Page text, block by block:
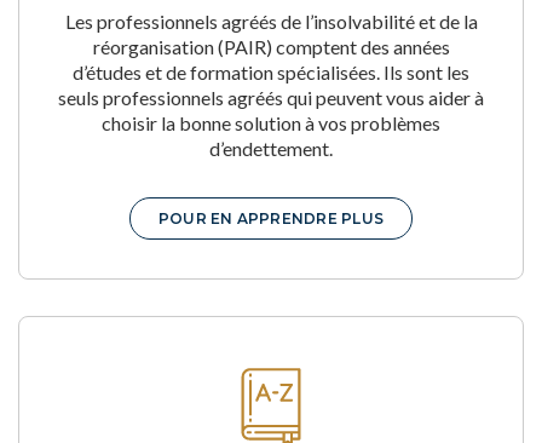
Les professionnels agréés de l’insolvabilité et de la
réorganisation (PAIR) comptent des années
d’études et de formation spécialisées. Ils sont les
seuls professionnels agréés qui peuvent vous aider à
choisir la bonne solution à vos problèmes
d’endettement.
POUR EN APPRENDRE PLUS